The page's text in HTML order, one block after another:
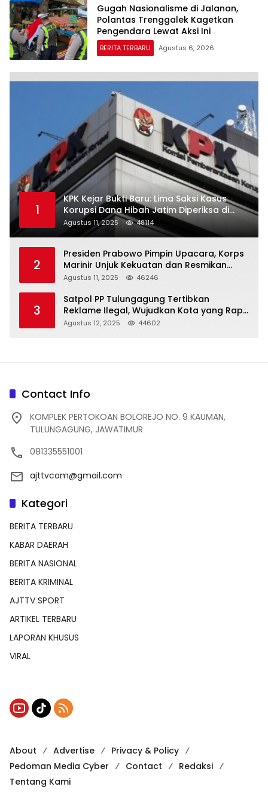
Gugah Nasionalisme di Jalanan,
Polantas Trenggalek Kagetkan
Pengendara Lewat Aksi Ini
BERITA TERBARU Agustus 6, 2026
1
KPK Kejar Bukti Baru: Lima Saksi Kasus
Korupsi Dana Hibah Jatim Diperiksa di
Trenggalek
Agustus 11, 2025 48114
2
Presiden Prabowo Pimpin Upacara, Korps
Marinir Unjuk Kekuatan dan Resmikan
Struktur Baru
Agustus 11, 2025 46246
3
Satpol PP Tulungagung Tertibkan
Reklame Ilegal, Wujudkan Kota yang Rapi
dan Indah
Agustus 12, 2025 44602
Contact Info
KOMPLEK PERTOKOAN BOLOREJO NO. 9 KAUMAN,
TULUNGAGUNG, JAWATIMUR
081335551001
ajttvcom@gmail.com
Kategori
BERITA TERBARU
KABAR DAERAH
BERITA NASIONAL
BERITA KRIMINAL
AJTTV SPORT
ARTIKEL TERBARU
LAPORAN KHUSUS
VIRAL
About Advertise
Privacy & Policy
Pedoman Media Cyber
Contact
Redaksi
Tentang Kami